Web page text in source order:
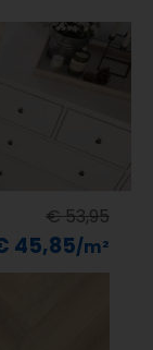
€ 53,95
45,85